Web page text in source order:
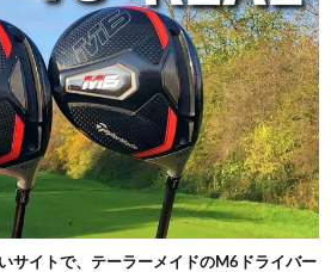
サイトで、テーラーメイドのM6ドライバー